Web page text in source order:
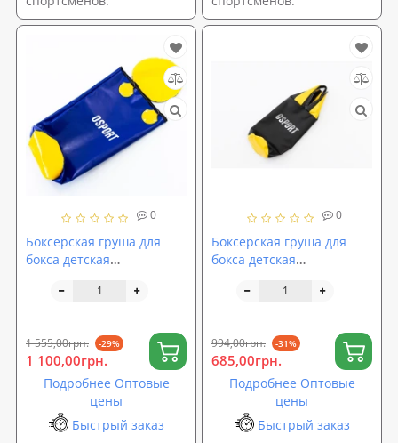
0
Боксерская груша для
бокса детская
OSPORT Lite 0.8м без
1 555,00грн. -29%
1 100,00грн.
Подробнее Оптовые
цены
Быстрый заказ
0
Боксерская груша для
бокса детская
OSPORT Pro 75см без
994,00грн. -31%
685,00грн.
Подробнее Оптовые
цены
Быстрый заказ